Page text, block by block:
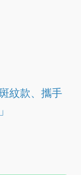
紋款、攜手